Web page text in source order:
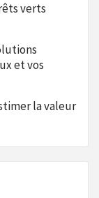
verts
et vos
la valeur